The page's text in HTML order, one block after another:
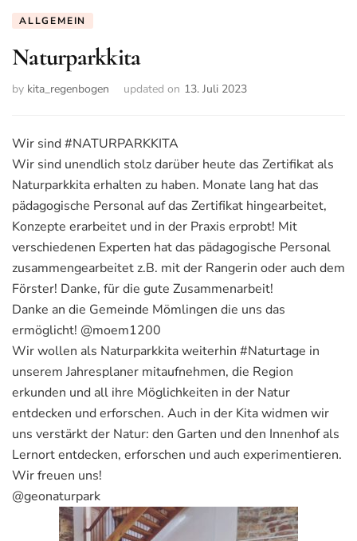
ALLGEMEIN
Naturparkkita
by kita_regenbogen updated on 13. Juli 2023
Wir sind #NATURPARKKITA
Wir sind unendlich stolz darüber heute das Zertifikat als
Naturparkkita erhalten zu haben. Monate lang hat das
pädagogische Personal auf das Zertifikat hingearbeitet,
Konzepte erarbeitet und in der Praxis erprobt! Mit
verschiedenen Experten hat das pädagogische Personal
zusammengearbeitet z.B. mit der Rangerin oder auch dem
Förster! Danke, für die gute Zusammenarbeit!
Danke an die Gemeinde Mömlingen die uns das
ermöglicht! @moem1200
Wir wollen als Naturparkkita weiterhin #Naturtage in
unserem Jahresplaner mitaufnehmen, die Region
erkunden und all ihre Möglichkeiten in der Natur
entdecken und erforschen. Auch in der Kita widmen wir
uns verstärkt der Natur: den Garten und den Innenhof als
Lernort entdecken, erforschen und auch experimentieren.
Wir freuen uns!
@geonaturpark